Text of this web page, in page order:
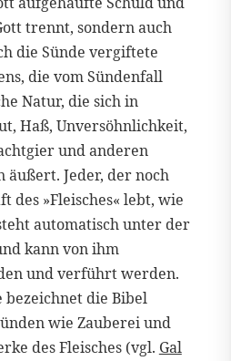
trennt, sondern auch
die Sünde vergiftete
die vom Sündenfall
Natur, die sich in
Haß, Unversöhnlichkeit,
und anderen
äußert. Jeder, der noch
des »Fleisches« lebt, wie
automatisch unter der
kann von ihm
und verführt werden.
bezeichnet die Bibel
wie Zauberei und
des Fleisches (vgl. Gal